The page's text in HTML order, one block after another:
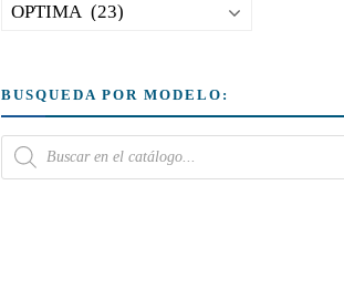
BUSQUEDA POR MODELO: